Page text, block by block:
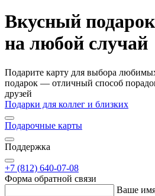
Вкусный подарок
на любой случай
Подарите карту для выбора
подарок — отличный способ
друзей
Подарки для коллег и близких
Подарочные карты
Поддержка
+7 (812) 640-07-08
Форма обратной связи
Ваше